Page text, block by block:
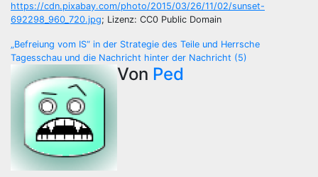
https://cdn.pixabay.com/photo/2015/03/26/11/02/sunset-
692298_960_720.jpg; Lizenz: CC0 Public Domain
Beitragsnavigation
„Befreiung vom IS“ in der Strategie des Teile und Herrsche
Tagesschau und die Nachricht hinter der Nachricht (5)
Von Ped